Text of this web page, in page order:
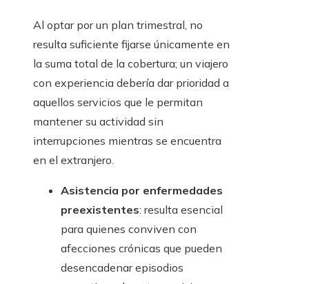
Al optar por un plan trimestral, no
resulta suficiente fijarse únicamente en
la suma total de la cobertura; un viajero
con experiencia debería dar prioridad a
aquellos servicios que le permitan
mantener su actividad sin
interrupciones mientras se encuentra
en el extranjero.
Asistencia por enfermedades
preexistentes: resulta esencial
para quienes conviven con
afecciones crónicas que pueden
desencadenar episodios